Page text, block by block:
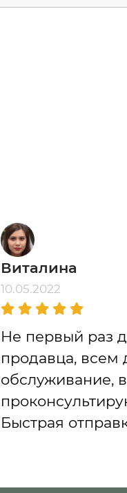
Виталина
10.05.2022
Не первый раз
продавца, всем
обслуживание,
Быстрая